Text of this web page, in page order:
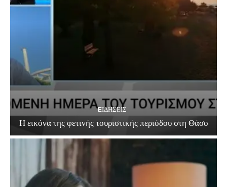
EΙΔΗΣΕΙΣ
Η εικόνα της φετινής τουριστικής περιόδου στη Θάσο